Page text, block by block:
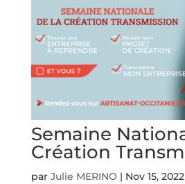
Semaine
Création
par Julie MERINO | Nov 15, 2022